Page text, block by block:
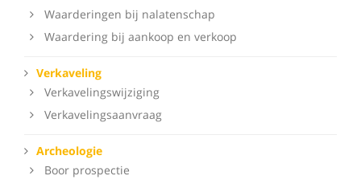
Waarderingen bij nalatenschap
Waardering bij aankoop en verkoop
Verkaveling
Verkavelingswijziging
Verkavelingsaanvraag
Archeologie
Boor prospectie